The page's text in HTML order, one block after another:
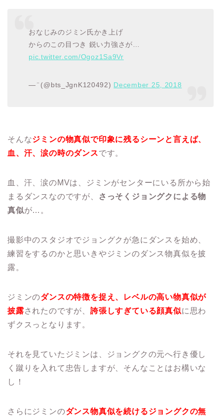
おなじみのジミン氏かき上げ
からのこの目つき 鋭い力強さが…
pic.twitter.com/Ogoz1Sa9Vr
— ̈ (@bts_JgnK120492) December 25, 2018
そんなジミンの物真似で印象に残るシーンと言えば、
血、汗、涙の時のダンスです。
血、汗、涙のMVは、ジミンがセンターにいる所から始
まるダンスなのですが、
さっそくジョングクによる物
真似が…。
撮影中のスタジオでジョングクが急にダンスを始め、
練習をするのかと思いきやジミンのダンス物真似を披
露。
ジミンのダンスの特徴を捉え、レベルの高い物真似が
披露されたのですが、誇張しすぎている顔真似に思わ
ずクスっとなります。
それを見ていたジミンは、ジョングクの元へ行き優し
く蹴りを入れて忠告しますが、そんなことはお構いな
し！
さらにジミンのダンス物真似を続けるジョングクの無